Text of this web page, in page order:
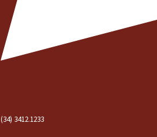
(34) 3412.1233